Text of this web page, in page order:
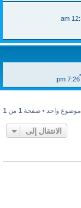
موضوع واحد • صفحة 1 من 1
الانتقال إلى